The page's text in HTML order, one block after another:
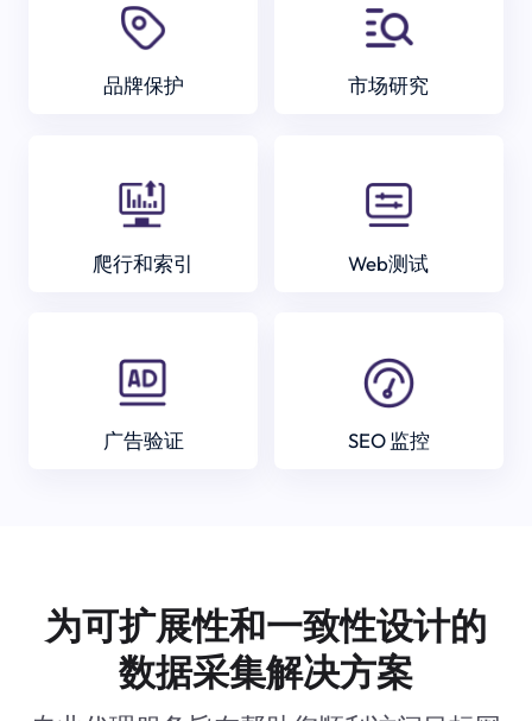
品牌保护 市场研究
爬行和索引 Web测试
广告验证 SEO 监控
为可扩展性和一致性设计的
数据采集解决方案